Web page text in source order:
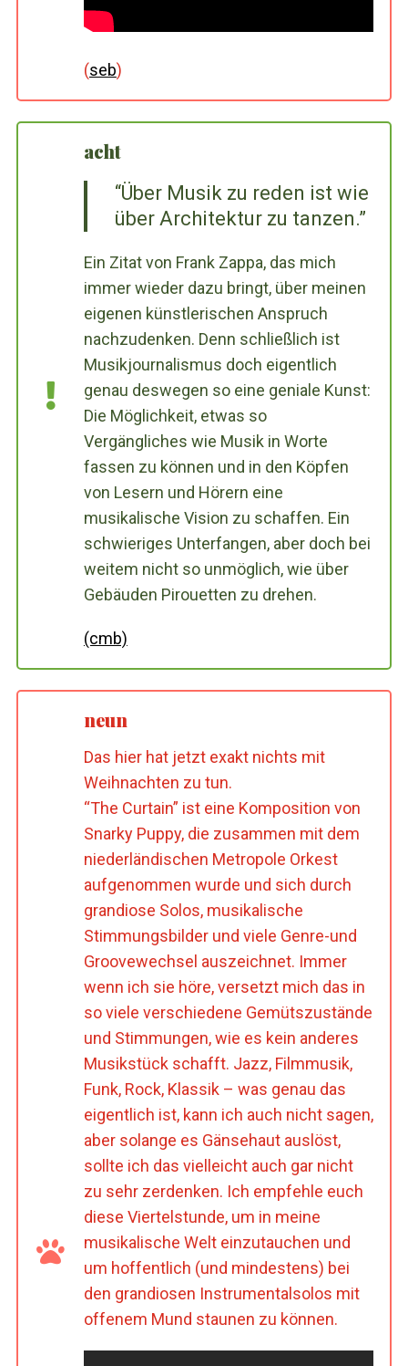
(seb)
acht
“Über Musik zu reden ist wie
über Architektur zu tanzen.”
Ein Zitat von Frank Zappa, das mich
immer wieder dazu bringt, über meinen
eigenen künstlerischen Anspruch
nachzudenken. Denn schließlich ist
Musikjournalismus doch eigentlich
genau deswegen so eine geniale Kunst:
Die Möglichkeit, etwas so
Vergängliches wie Musik in Worte
fassen zu können und in den Köpfen
von Lesern und Hörern eine
musikalische Vision zu schaffen. Ein
schwieriges Unterfangen, aber doch bei
weitem nicht so unmöglich, wie über
Gebäuden Pirouetten zu drehen.
(cmb)
neun
Das hier hat jetzt exakt nichts mit
Weihnachten zu tun.
“The Curtain” ist eine Komposition von
Snarky Puppy, die zusammen mit dem
niederländischen Metropole Orkest
aufgenommen wurde und sich durch
grandiose Solos, musikalische
Stimmungsbilder und viele Genre-und
Groovewechsel auszeichnet. Immer
wenn ich sie höre, versetzt mich das in
so viele verschiedene Gemütszustände
und Stimmungen, wie es kein anderes
Musikstück schafft. Jazz, Filmmusik,
Funk, Rock, Klassik – was genau das
eigentlich ist, kann ich auch nicht sagen,
aber solange es Gänsehaut auslöst,
sollte ich das vielleicht auch gar nicht
zu sehr zerdenken. Ich empfehle euch
diese Viertelstunde, um in meine
musikalische Welt einzutauchen und
um hoffentlich (und mindestens) bei
den grandiosen Instrumentalsolos mit
offenem Mund staunen zu können.